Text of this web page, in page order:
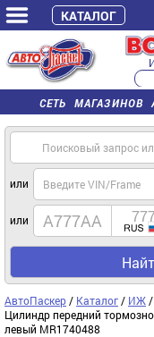
СЕТЬ МАГАЗИНОВ
часы
или
или
АвтоПаскер / Каталог / ИЖ /
Цилиндр передний
левый MR1740488
КАТАЛОГ